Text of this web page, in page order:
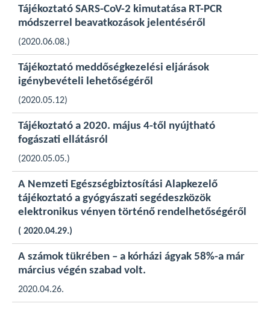
Tájékoztató SARS-CoV-2 kimutatása RT-PCR
módszerrel beavatkozások jelentéséről
(2020.06.08.)
Tájékoztató meddőségkezelési eljárások
igénybevételi lehetőségéről
(2020.05.12)
Tájékoztató a 2020. május 4-től nyújtható
fogászati ellátásról
(2020.05.05.)
A Nemzeti Egészségbiztosítási Alapkezelő
tájékoztató a gyógyászati segédeszközök
elektronikus vényen történő rendelhetőségéről
( 2020.04.29.)
A számok tükrében – a kórházi ágyak 58%-a már
március végén szabad volt.
2020.04.26.